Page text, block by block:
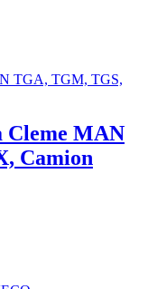
Cleme MAN
Camion